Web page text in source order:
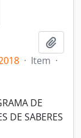
· Item ·
DE
DE SABERES